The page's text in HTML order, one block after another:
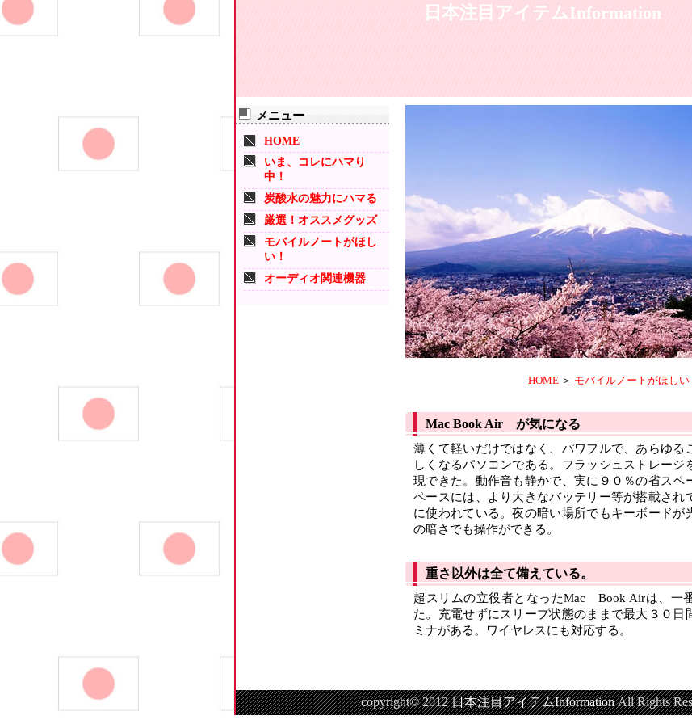
日本注目アイテムInformation
メニュー
HOME
いま、コレにハマり
中！
炭酸水の魅力にハマる
厳選！オススメグッズ
モバイルノートがほし
い！
オーディオ関連機器
HOME ＞ モバイルノートがほしい
Mac Book Air が気になる
薄くて軽いだけではなく、パワフルで、あらゆる
しくなるパソコンである。フラッシュストレージ
現できた。動作音も静かで、実に９０％の省スペ
ペースには、より大きなバッテリー等が搭載され
に使われている。夜の暗い場所でもキーボードが
の暗さでも操作ができる。
重さ以外は全て備えている。
超スリムの立役者となったMac Book Airは、一
た。充電せずにスリープ状態のままで最大３０日
ミナがある。ワイヤレスにも対応する。
copyright© 2012日本注目アイテムInformationAll Rights